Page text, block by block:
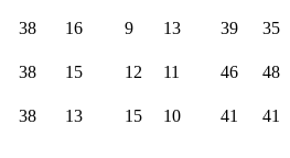
38 16 9 13 39 35
38 15 12 11 46 48
38 13 15 10 41 41